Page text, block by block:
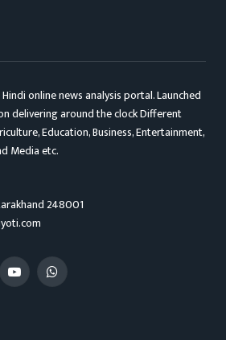
online news analysis portal. Launched
delivering around the clock Different
Education, Business, Entertainment,
Media etc.
248001
YouTubeWhatsApp